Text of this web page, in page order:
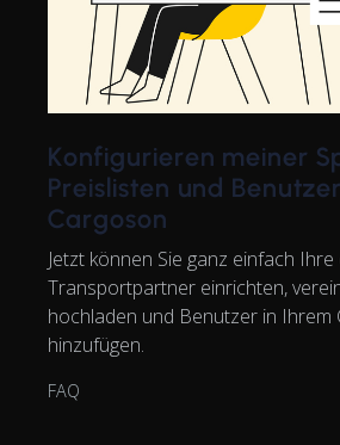
Konfigurieren meiner
Preislisten und
Cargoson
Jetzt können Sie ganz einfach Ihre
Transportpartner einrichten,
hochladen und Benutzer in Ihrem
hinzufügen.
FAQ